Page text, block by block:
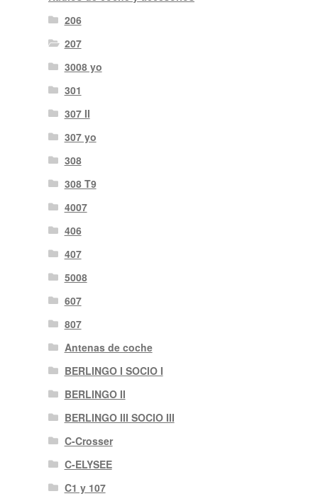
206
207
3008 yo
301
307 II
307 yo
308
308 T9
4007
406
407
5008
607
807
Antenas de coche
BERLINGO I SOCIO I
BERLINGO II
BERLINGO III SOCIO III
C-Crosser
C-ELYSEE
C1 y 107